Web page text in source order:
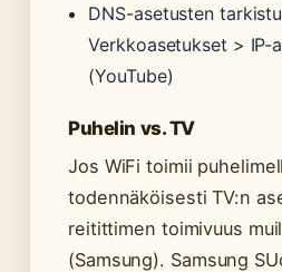
DNS-asetusten
Verkkoasetukset > IP-
(YouTube)
Puhelin vs. TV
Jos WiFi toimii
todennäköisesti TV:n
reitittimen toimivuus
(Samsung). Samsung